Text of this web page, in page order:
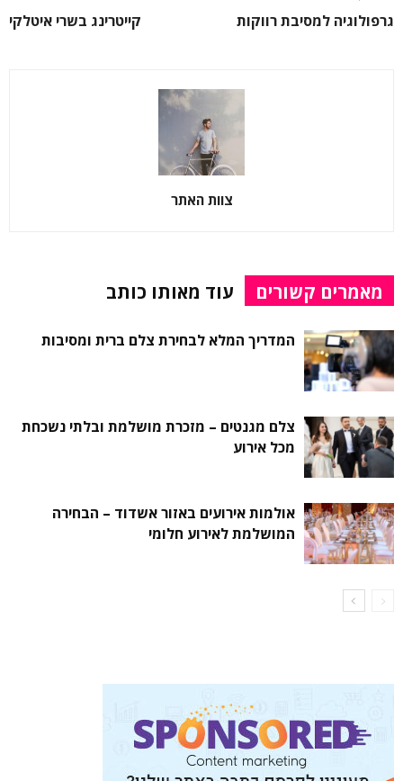
גרפולוגיה למסיבת רווקות קייטרינג בשרי איטלקי
צוות האתר
מאמרים קשורים עוד מאותו כותב
המדריך המלא לבחירת צלם ברית ומסיבות
צלם מגנטים – מזכרת מושלמת ובלתי נשכחת
מכל אירוע
אולמות אירועים באזור אשדוד – הבחירה
המושלמת לאירוע חלומי